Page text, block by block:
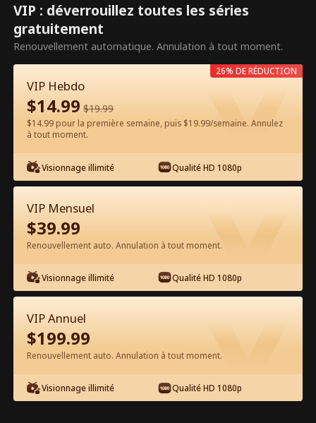
Ce sont des épisodes payants.
Débloquez pour regarder.
Regarder gratuitement sur l'App
Épisode 80 - Marié à première vue
Film complet
1-50 51-89 Tous les épisodes
VIP : déverrouillez toutes les séries
gratuitement
Renouvellement automatique. Annulation à tout moment.
VIP Hebdo
$14.99 $19.99
$14.99 pour la première semaine, puis $19.99/semaine. Annulez
à tout moment.
Visionnage illimité Qualité HD 1080p
26% DE RÉDUCTION
VIP Mensuel
$39.99
Renouvellement auto. Annulation à tout moment.
Visionnage illimité Qualité HD 1080p
VIP Annuel
$199.99
Renouvellement auto. Annulation à tout moment.
Visionnage illimité Qualité HD 1080p